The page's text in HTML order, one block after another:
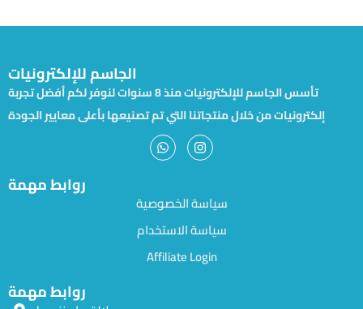
الجاسم للإلكترونيات
تأسس الجاسم للإلكترونيات منذ 8 سنوات لنوفر لكم أفضل تجربة
إلكترونيات من خلال منتجاتنا التي تم تصنيعها بأعلى معايير الجودة
روابط مهمة
سياسة الخصوصية
سياسة الاستخدام
Affiliate Login
روابط مهمة